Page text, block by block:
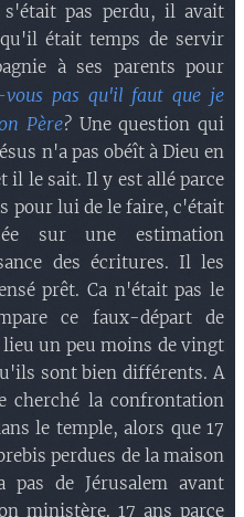
pas perdu, il avait
était temps de servir
à ses parents pour
vous pas qu'il faut que je
Père?Une question qui
n'a pas obéît à Dieu en
il le sait. Il y est allé parce
pour lui de le faire, c'était
sur une estimation
des écritures. Il les
prêt. Ca n'était pas le
ce faux-départ de
un peu moins de vingt
sont bien différents. A
cherché la confrontation
le temple, alors que 17
perdues de la maison
pas de Jérusalem avant
ministère. 17 ans parce